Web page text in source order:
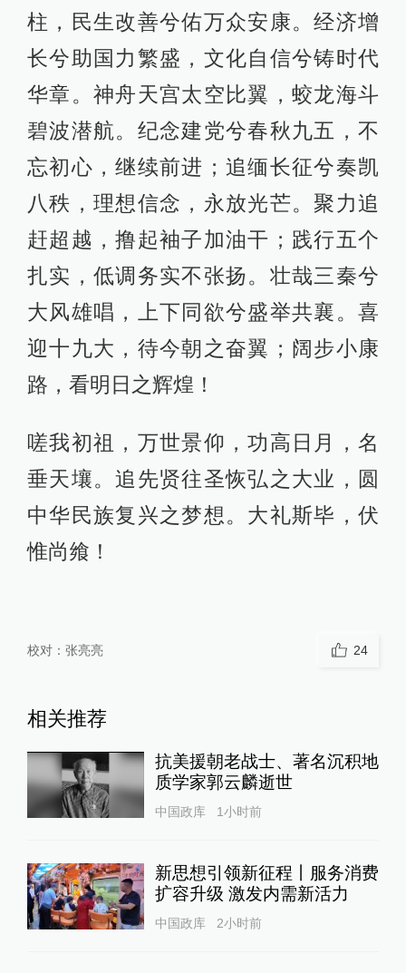
柱，民生改善兮佑万众安康。经济增
长兮助国力繁盛，文化自信兮铸时代
华章。神舟天宫太空比翼，蛟龙海斗
碧波潜航。纪念建党兮春秋九五，不
忘初心，继续前进；追缅长征兮奏凯
八秩，理想信念，永放光芒。聚力追
赶超越，撸起袖子加油干；践行五个
扎实，低调务实不张扬。壮哉三秦兮
大风雄唱，上下同欲兮盛举共襄。喜
迎十九大，待今朝之奋翼；阔步小康
路，看明日之辉煌！
嗟我初祖，万世景仰，功高日月，名
垂天壤。追先贤往圣恢弘之大业，圆
中华民族复兴之梦想。大礼斯毕，伏
惟尚飨！
校对： 张亮亮 24
相关推荐
抗美援朝老战士、著名沉积地
质学家郭云麟逝世
中国政库 1小时前
新思想引领新征程丨服务消费
扩容升级 激发内需新活力
中国政库 2小时前